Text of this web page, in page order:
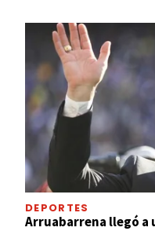
DEPORTES
Arruabarrena llegó a